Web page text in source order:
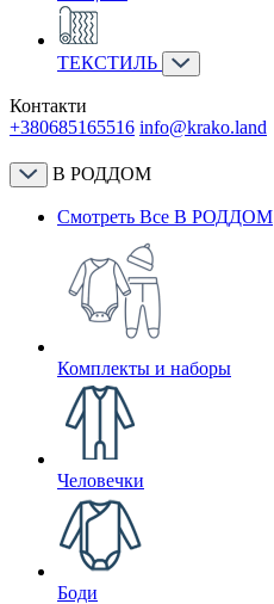
ТЕКСТИЛЬ
Контакти
+380685165516 info@krako.land
В РОДДОМ
Смотреть Все В РОДДОМ
Комплекты и наборы
Человечки
Боди